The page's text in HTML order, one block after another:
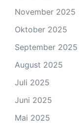
November 2025
Oktober 2025
September 2025
August 2025
Juli 2025
Juni 2025
Mai 2025